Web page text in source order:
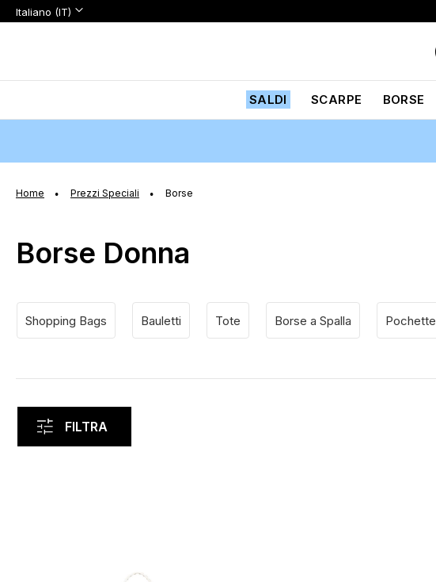
Lingua
Lingua:
Italiano (IT)
SALDI SCARPE BORSE
Home Prezzi Speciali Borse
Borse Donna
Shopping Bags Bauletti Tote Borse a Spalla Pochette
FILTRA